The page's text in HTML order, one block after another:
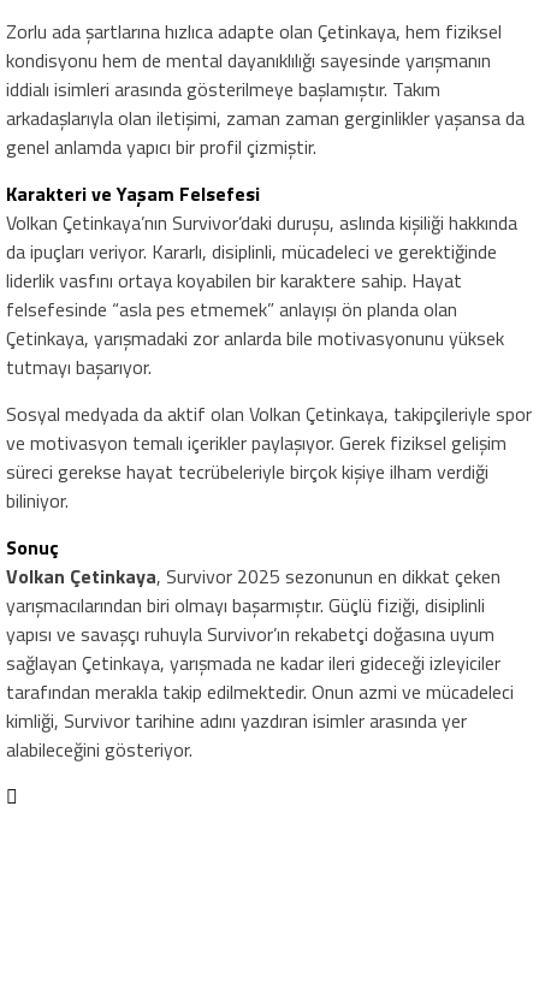
Zorlu ada şartlarına hızlıca adapte olan Çetinkaya, hem fiziksel
kondisyonu hem de mental dayanıklılığı sayesinde yarışmanın
iddialı isimleri arasında gösterilmeye başlamıştır. Takım
arkadaşlarıyla olan iletişimi, zaman zaman gerginlikler yaşansa da
genel anlamda yapıcı bir profil çizmiştir.
Karakteri ve Yaşam Felsefesi
Volkan Çetinkaya’nın Survivor’daki duruşu, aslında kişiliği hakkında
da ipuçları veriyor. Kararlı, disiplinli, mücadeleci ve gerektiğinde
liderlik vasfını ortaya koyabilen bir karaktere sahip. Hayat
felsefesinde “asla pes etmemek” anlayışı ön planda olan
Çetinkaya, yarışmadaki zor anlarda bile motivasyonunu yüksek
tutmayı başarıyor.
Sosyal medyada da aktif olan Volkan Çetinkaya, takipçileriyle spor
ve motivasyon temalı içerikler paylaşıyor. Gerek fiziksel gelişim
süreci gerekse hayat tecrübeleriyle birçok kişiye ilham verdiği
biliniyor.
Sonuç
Volkan Çetinkaya, Survivor 2025 sezonunun en dikkat çeken
yarışmacılarından biri olmayı başarmıştır. Güçlü fiziği, disiplinli
yapısı ve savaşçı ruhuyla Survivor’ın rekabetçi doğasına uyum
sağlayan Çetinkaya, yarışmada ne kadar ileri gideceği izleyiciler
tarafından merakla takip edilmektedir. Onun azmi ve mücadeleci
kimliği, Survivor tarihine adını yazdıran isimler arasında yer
alabileceğini gösteriyor.